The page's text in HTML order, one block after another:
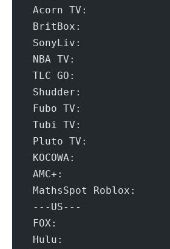
Acorn
BritBox:
SonyLiv:
NBA TV:
TLC GO:
Shudder:
Fubo TV:
Tubi TV:
Pluto TV:
AMC+:
MathsSpot
---US---
FOX:
Hulu: